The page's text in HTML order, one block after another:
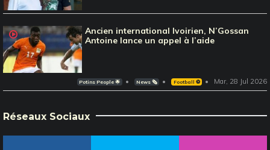
Ancien international Ivoirien, N’Gossan
Antoine lance un appel à l’aide
Potins People 🌟 News 🗞️ Football ⚽️ Mar, 28 Jul 2026
Réseaux Sociaux